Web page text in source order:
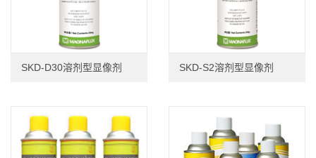
SKD-D30溶剂型显像剂 SKD-S2溶剂型显像剂